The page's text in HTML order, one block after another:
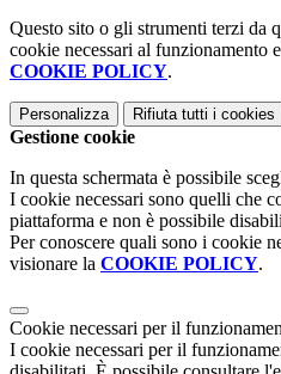
Questo sito o gli strumenti terzi da
cookie necessari al funzionamento
COOKIE POLICY.
Personalizza Rifiuta tutti i cookies
Gestione cookie
In questa schermata è possibile
I cookie necessari sono quelli che
piattaforma e non è possibile
Per conoscere quali sono i cookie
visionare la COOKIE POLICY.
Cookie necessari per il
I cookie necessari per il